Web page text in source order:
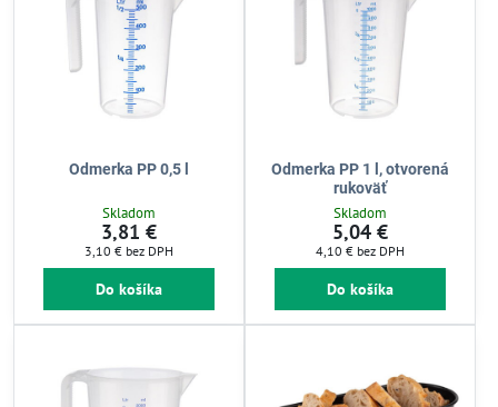
Odmerka PP 0,5 l
Skladom
3,81 €
3,10 € bez DPH
Do košíka
Odmerka PP 1 l, otvorená
rukoväť
Skladom
5,04 €
4,10 € bez DPH
Do košíka